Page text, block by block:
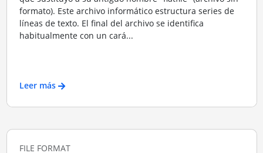
formato). Este archivo informático estructura series de
líneas de texto. El final del archivo se identifica
habitualmente con un cará...
Leer más
FILE FORMAT